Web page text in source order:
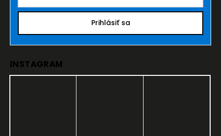
Prihlásiť sa
INSTAGRAM